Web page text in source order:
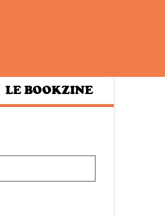
LE BOOKZINE